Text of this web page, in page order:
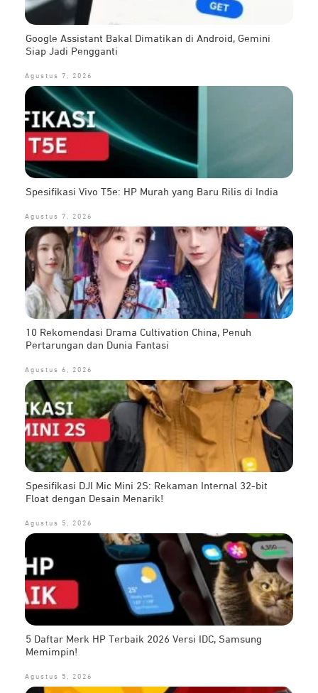
Google Assistant Bakal Dimatikan di Android, Gemini
Siap Jadi Pengganti
Agustus 7, 2026
Spesifikasi Vivo T5e: HP Murah yang Baru Rilis di India
Agustus 7, 2026
10 Rekomendasi Drama Cultivation China, Penuh
Pertarungan dan Dunia Fantasi
Agustus 6, 2026
Spesifikasi DJI Mic Mini 2S: Rekaman Internal 32-bit
Float dengan Desain Menarik!
Agustus 5, 2026
5 Daftar Merk HP Terbaik 2026 Versi IDC, Samsung
Memimpin!
Agustus 5, 2026